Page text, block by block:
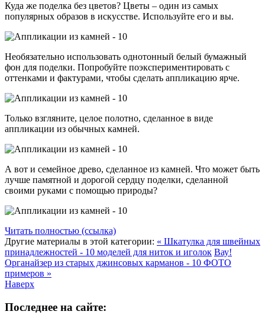
Куда же поделка без цветов? Цветы – один из самых
популярных образов в искусстве. Используйте его и вы.
Необязательно использовать однотонный белый бумажный
фон для поделки. Попробуйте поэкспериментировать с
оттенками и фактурами, чтобы сделать аппликацию ярче.
Только взгляните, целое полотно, сделанное в виде
аппликации из обычных камней.
А вот и семейное древо, сделанное из камней. Что может быть
лучше памятной и дорогой сердцу поделки, сделанной
своими руками с помощью природы?
Читать полностью (ссылка)
Другие материалы в этой категории: « Шкатулка для швейных
принадлежностей - 10 моделей для ниток и иголок Вау!
Органайзер из старых джинсовых карманов - 10 ФОТО
примеров »
Наверх
Последнее на сайте: